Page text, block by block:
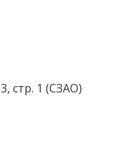
стр. 1 (СЗАО)